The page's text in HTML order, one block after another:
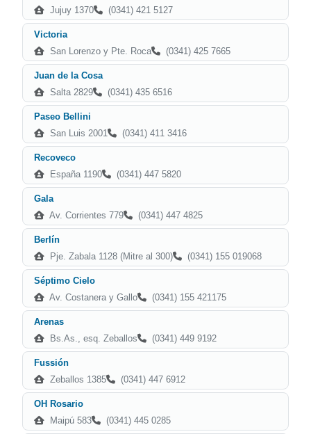
Jujuy 1370 (0341) 421 5127
Victoria
San Lorenzo y Pte. Roca
(0341) 425 7665
Juan de la Cosa
Salta 2829
(0341) 435 6516
Paseo Bellini
San Luis 2001
(0341) 411 3416
Recoveco
España 1190
(0341) 447 5820
Gala
Av. Corrientes 779
(0341) 447 4825
Berlín
Pje. Zabala 1128 (Mitre al 300)
(0341) 155 019068
Séptimo Cielo
Av. Costanera y Gallo
(0341) 155 421175
Arenas
Bs.As., esq. Zeballos
(0341) 449 9192
Fussión
Zeballos 1385
(0341) 447 6912
OH Rosario
Maipú 583
(0341) 445 0285